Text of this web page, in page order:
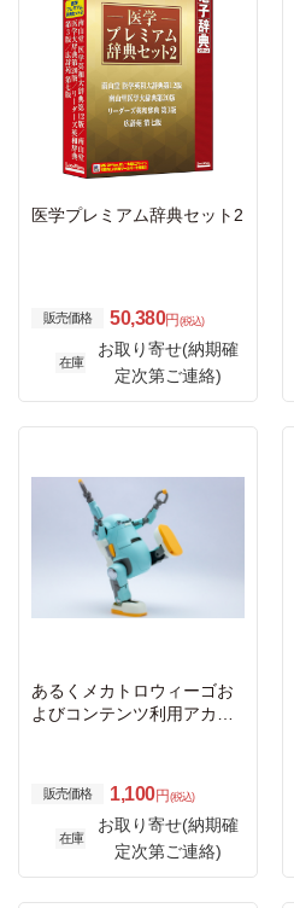
医学プレミアム辞典セット2
販売価格 50,380円 (税込)
在庫
お取り寄せ(納期確
定次第ご連絡)
あるくメカトロウィーゴお
よびコンテンツ利用アカウ
販売価格 1,100円 (税込)
在庫
お取り寄せ(納期確
定次第ご連絡)